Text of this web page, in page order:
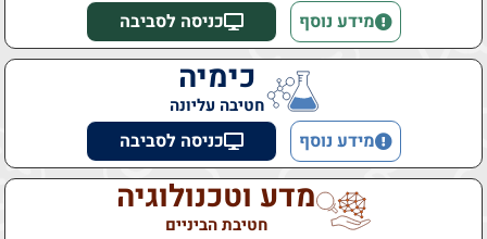
מידע נוסף כניסה לסביבה
כימיה
חטיבה עליונה
מידע נוסף כניסה לסביבה
מדע וטכנולוגיה
חטיבת הביניים